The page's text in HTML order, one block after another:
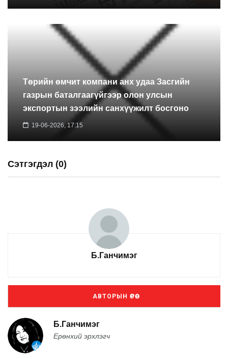
Төрийн өмчит компани анх удаа Засгийн
газрын баталгаагүйгээр олон улсын
экспортын зээлийн санхүүжилт босгоно
19-06-2026, 17:15
Сэтгэгдэл (0)
Б.Ганчимэг
АВТОРЫН ӨРӨӨ
Б.Ганчимэг
Ерөнхий эрхлэгч